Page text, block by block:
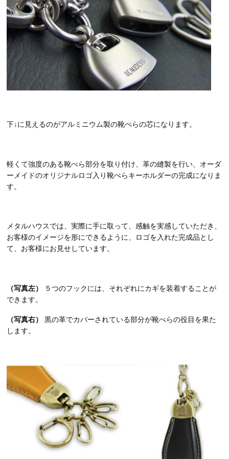
下↓に見えるのがアルミニウム製の靴べらの芯になります。
軽くて強度のある靴べら部分を取り付け、革の縫製を行い、オーダ
ーメイドのオリジナルロゴ入り靴べらキーホルダーの完成になりま
す。
メタルハウスでは、実際に手に取って、感触を実感していただき、
お客様のイメージを形にできるように、ロゴを入れた完成品とし
て、お客様にお見せしています。
（写真左）
５つのフックには、それぞれにカギを装着することが
できます。
（写真右）
黒の革でカバーされている部分が靴べらの役目を果た
します。